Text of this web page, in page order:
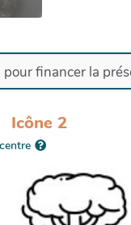
Icône 2
centre